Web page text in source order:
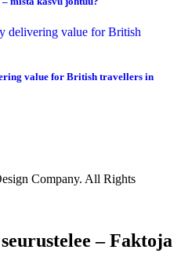
value for British travellers in
Company. All Rights
– Faktoja